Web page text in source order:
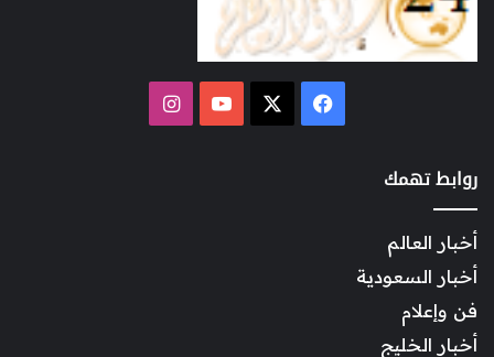
فيسبوك ‫YouTubeانستقرام
روابط تهمك
أخبار العالم
أخبار السعودية
فن وإعلام
أخبار الخليج